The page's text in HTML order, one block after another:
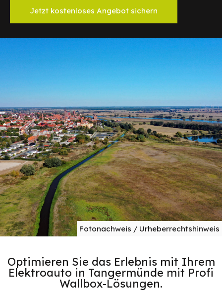
Jetzt kostenloses Angebot sichern
Fotonachweis / Urheberrechtshinweis
Optimieren Sie das Erlebnis mit Ihrem
Elektroauto in Tangermünde mit Profi
Wallbox-Lösungen.